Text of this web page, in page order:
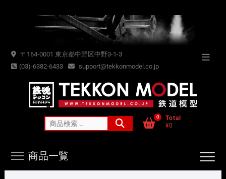
〒164-0001 東京都中野区中野3-1-3
(03)-6382-6433
support@tekkonmodel.co.jp
索
0
Total
¥0
商品一覧